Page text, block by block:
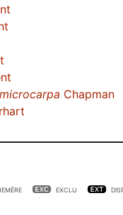
microcarpa Chapman
EXCLU